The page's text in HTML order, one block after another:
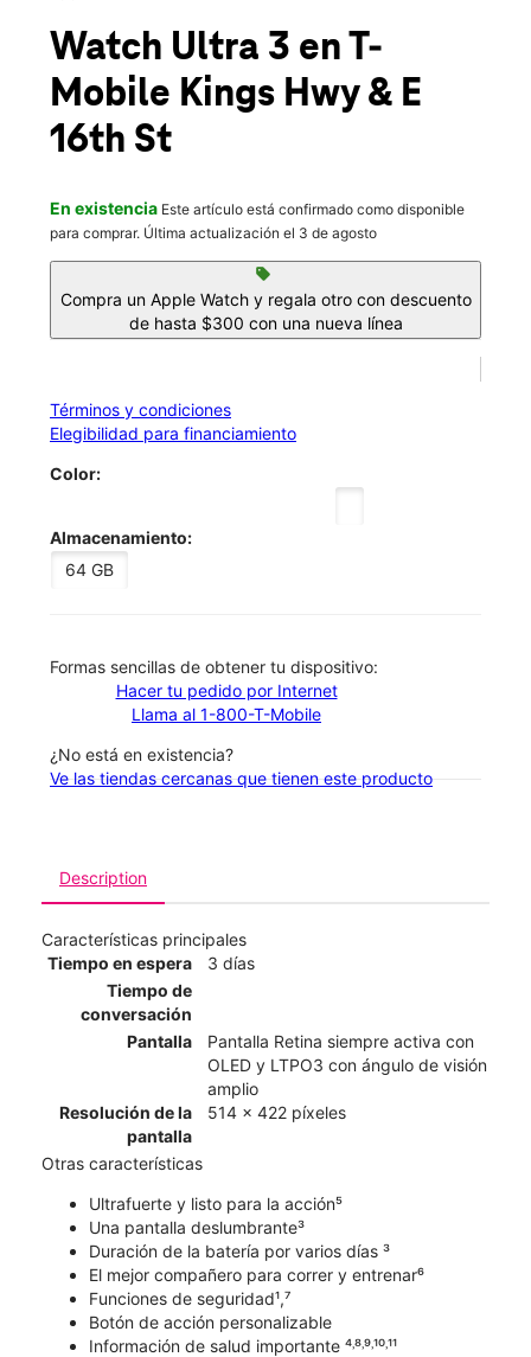
location_on
1602 Kings Hwy Brooklyn, NY 11229
Watch Ultra 3 en T-
Mobile Kings Hwy & E
16th St
En existencia Este artículo está confirmado como disponible
para comprar. Última actualización el 3 de agosto
sell
Compra un Apple Watch y regala otro con descuento
de hasta $300 con una nueva línea
Términos y condiciones
Elegibilidad para financiamiento
Color:
Almacenamiento:
64 GB
​​​​​​​Formas sencillas de obtener tu dispositivo:
Hacer tu pedido por Internet
Llama al 1-800-T-Mobile
¿No está en existencia?
Ve las tiendas cercanas que tienen este producto
Description
Características principales
Tiempo en espera
3 días
Tiempo de
conversación
Pantalla
Pantalla Retina siempre activa con
OLED y LTPO3 con ángulo de visión
amplio
Resolución de la
pantalla
514 x 422 píxeles
Otras características
Ultrafuerte y listo para la acción⁵
Una pantalla deslumbrante³
Duración de la batería por varios días ³
El mejor compañero para correr y entrenar⁶
Funciones de seguridad¹,⁷
Botón de acción personalizable
Información de salud importante ⁴˒⁸˒⁹˒¹⁰˒¹¹